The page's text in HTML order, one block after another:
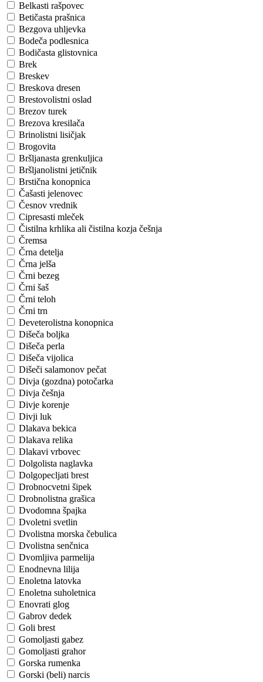
Belkasti rašpovec
Betičasta prašnica
Bezgova uhljevka
Bodeča podlesnica
Bodičasta glistovnica
Brek
Breskev
Breskova dresen
Brestovolistni oslad
Brezov turek
Brezova kresilača
Brinolistni lisičjak
Brogovita
Bršljanasta grenkuljica
Bršljanolistni jetičnik
Brstična konopnica
Čašasti jelenovec
Česnov vrednik
Cipresasti mleček
Čistilna krhlika ali čistilna kozja češnja
Čremsa
Črna detelja
Črna jelša
Črni bezeg
Črni šaš
Črni teloh
Črni trn
Deveterolistna konopnica
Dišeča boljka
Dišeča perla
Dišeča vijolica
Dišeči salamonov pečat
Divja (gozdna) potočarka
Divja češnja
Divje korenje
Divji luk
Dlakava bekica
Dlakava relika
Dlakavi vrbovec
Dolgolista naglavka
Dolgopecljati brest
Drobnocvetni šipek
Drobnolistna grašica
Dvodomna špajka
Dvoletni svetlin
Dvolistna morska čebulica
Dvolistna senčnica
Dvomljiva parmelija
Enodnevna lilija
Enoletna latovka
Enoletna suholetnica
Enovrati glog
Gabrov dedek
Goli brest
Gomoljasti gabez
Gomoljasti grahor
Gorska rumenka
Gorski (beli) narcis